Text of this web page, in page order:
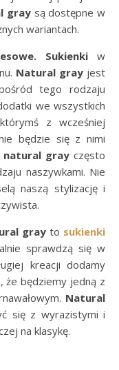
gray są dostępne w
wariantach.
Sukienki w
Natural grayjest
tego rodzaju
we wszystkich
z wcześniej
będzie się z nimi
natural grayczęsto
naszywkami. Nie
naszą stylizację i
gray to sukienki
sprawdzą się w
kreacji dodamy
że będziemy jedną z
Natural
się z wyrazistymi i
na klasykę.